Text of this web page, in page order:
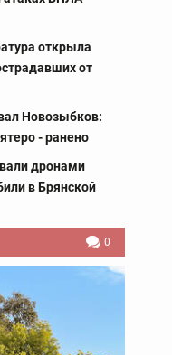
открыла
от
Новозыбков:
- ранено
дронами
в Брянской
0